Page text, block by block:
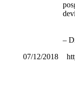
07/12/2018
–